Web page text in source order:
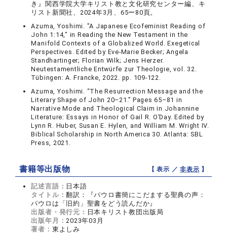
き』関西学院大学キリスト教と文化研究センター編、キ
リスト新聞社、2024年3月、65ー80頁。
Azuma, Yoshimi. "A Japanese Ecofeminist Reading of
John 1:14," in Reading the New Testament in the
Manifold Contexts of a Globalized World. Exegetical
Perspectives. Edited by Eve-Marie Becker; Angela
Standhartinger; Florian Wilk; Jens Herzer.
Neutestamentliche Entwürfe zur Theologie, vol. 32.
Tübingen: A. Francke, 2022. pp. 109-122.
Azuma, Yoshimi. “The Resurrection Message and the
Literary Shape of John 20–21.” Pages 65–81 in
Narrative Mode and Theological Claim in Johannine
Literature: Essays in Honor of Gail R. O’Day. Edited by
Lynn R. Huber, Susan E. Hylen, and William M. Wright IV.
Biblical Scholarship in North America 30. Atlanta: SBL
Press, 2021.
書籍等出版物 【 表示 ／非表示 】
記述言語： 日本語
タイトル：翻訳：『パウロ書簡にこだまする聖典の声：
パウロは「旧約」聖書をどう読んだか』
出版者・発行元： 日本キリスト教団出版局
出版年月： 2023年03月
著者： 東よしみ